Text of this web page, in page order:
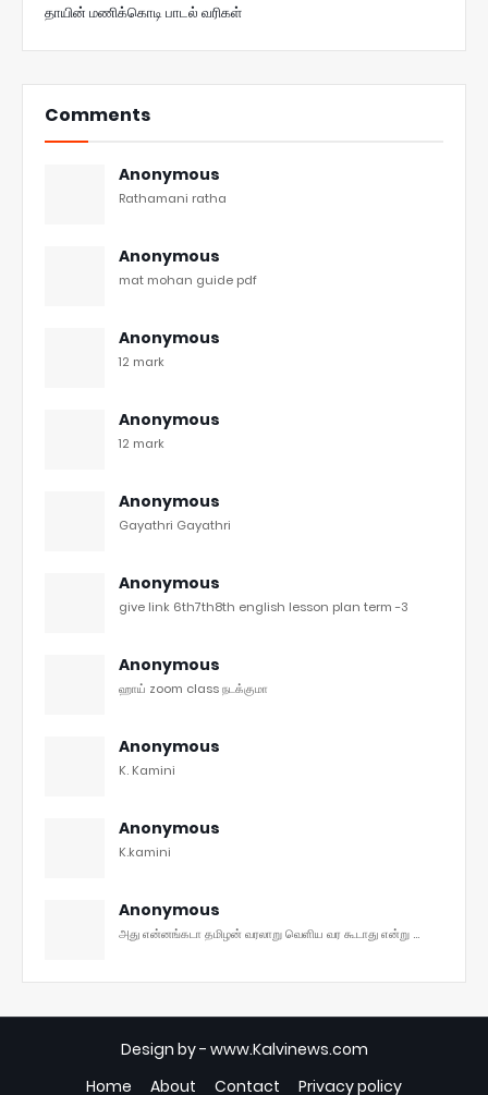
தாயின் மணிக்கொடி பாடல் வரிகள்
Comments
Anonymous
Rathamani ratha
Anonymous
mat mohan guide pdf
Anonymous
12 mark
Anonymous
12 mark
Anonymous
Gayathri Gayathri
Anonymous
give link 6th7th8th english lesson plan term -3
Anonymous
ஹாய் zoom class நடக்குமா
Anonymous
K. Kamini
Anonymous
K.kamini
Anonymous
அது என்னங்கடா தமிழன் வரலாறு வெளிய வர கூடாது என்று ...
Design by - www.Kalvinews.com
Home
About Contact Privacy policy